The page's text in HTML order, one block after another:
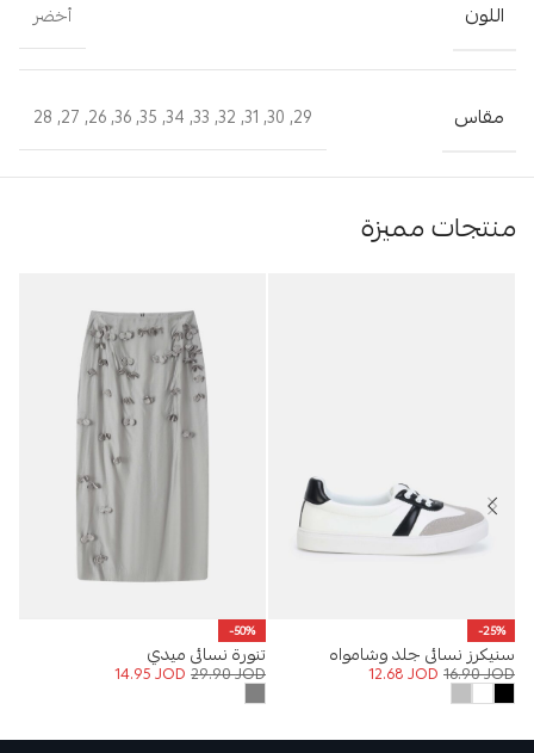
اللون أخضر
مقاس 29
,
30
,
31
,
32
,
33
,
34
,
35
,
36
,
26
,
27
,
28
منتجات مميزة
-25%
سنيكرز نسائي جلد وشامواه
16.90JOD
12.68JOD
-50%
تنورة نسائي ميدي
29.90JOD
14.95JOD